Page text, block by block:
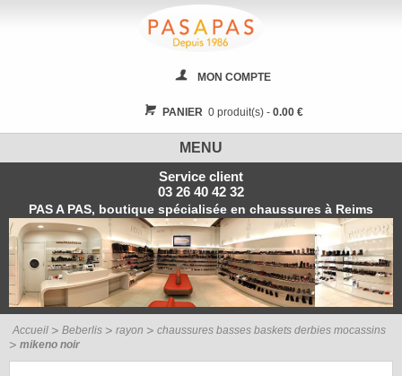
MON COMPTE
PANIER0 produit(s) - 0.00 €
MENU
Service client
03 26 40 42 32
PAS A PAS, boutique spécialisée en chaussures à Reims
Accueil Beberlis rayon
chaussures basses baskets derbies mocassins
mikeno noir